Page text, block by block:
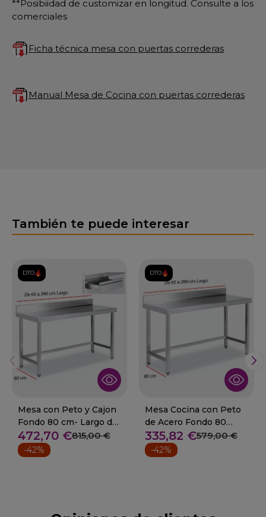
**Posibiidad de customizar en longitud. Consulte a los
comerciales
Ficha técnica mesa con puertas correderas
Manual Mesa de Cocina con puertas correderas
También te puede interesar
DTO.
Mesa con Peto y Cajon
Fondo 80 cm- Largo de
60 a 280 cm
472,70 €815,00 €
-42%
DTO.
Mesa Cocina con Peto
de Acero Fondo 80
Desde 60 a 280 cm
335,82 €579,00 €
-42%